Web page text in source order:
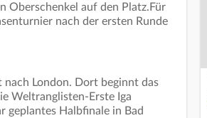
Oberschenkel auf den Platz.Für
nach der ersten Runde
nach London. Dort beginnt das
Weltranglisten-Erste Iga
geplantes Halbfinale in Bad